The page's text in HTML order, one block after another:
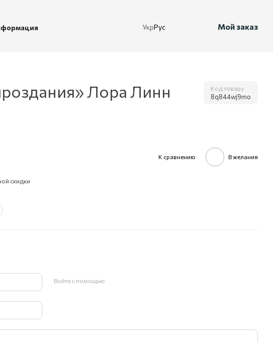
УкрРус Мой заказ
Лора Линн
Код товару
8q844wj9mo
К сравнению В желания
скидки
Войти с помощью